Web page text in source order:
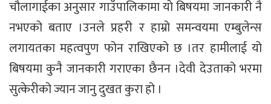
चौलागाईका अनुसार गाउँपालिकामा यो बिषयमा जानकारी नै
नभएको बताए ।उनले प्रहरी र हाम्रो समन्वयमा एम्बुलेन्स
लगायतका महत्वपुण फोन राखिएको छ ।तर हामीलाई यो
बिषयमा कुनै जानकारी गराएका छैनन ।देवी देउताको भरमा
सुत्केरीको ज्यान जानु दुखत कुरा हो ।